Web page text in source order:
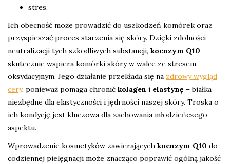
stres.
Ich obecność może prowadzić do uszkodzeń komórek oraz
przyspieszać proces starzenia się skóry. Dzięki zdolności
neutralizacji tych szkodliwych substancji, koenzym Q10
skutecznie wspiera komórki skóry w walce ze stresem
oksydacyjnym. Jego działanie przekłada się na zdrowy wygląd
cery, ponieważ pomaga chronić kolagen i elastynę – białka
niezbędne dla elastyczności i jędrności naszej skóry. Troska o
ich kondycję jest kluczowa dla zachowania młodzieńczego
aspektu.
Wprowadzenie kosmetyków zawierających koenzym Q10 do
codziennej pielęgnacji może znacząco poprawić ogólną jakość